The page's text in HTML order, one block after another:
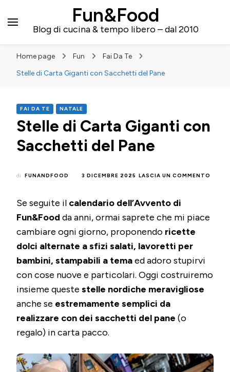
Fun&Food
Blog di cucina & tempo libero – dal 2010
Home page Fun
Fai Da Te
Stelle di Carta Giganti con Sacchetti del Pane
FAI DA TE NATALE
Stelle di Carta Giganti con
Sacchetti del Pane
di FUNANDFOOD 3 DICEMBRE 2025 LASCIA UN COMMENTO
Se seguite il calendario dell’Avvento di
Fun&Food da anni, ormai saprete che mi piace
cambiare ogni giorno, proponendo ricette
dolci alternate a sfizi salati, lavoretti per
bambini, stampabili a temaed adoro stupirvi
con cose nuove e particolari. Oggi costruiremo
insieme queste stelle nordiche meravigliose
anche se estremamente semplici da
realizzare con dei sacchetti del pane (o
regalo) in carta pacco.